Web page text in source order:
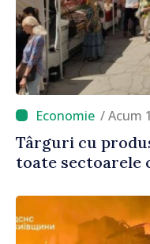
/ Acum
Târguri cu
toate sectoarele